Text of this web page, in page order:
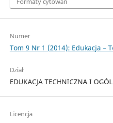
Numer
Tom 9 Nr 1 (2014): Edukacja –
Dział
EDUKACJA TECHNICZNA I
Licencja